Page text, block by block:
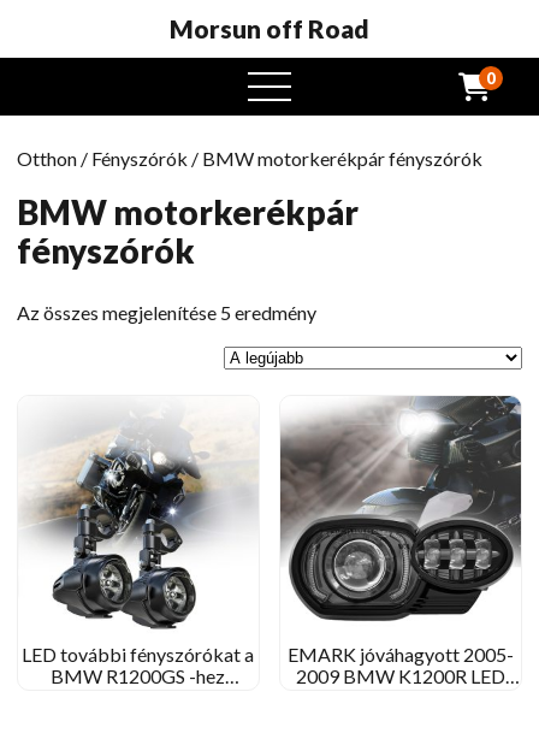
Morsun off Road
Nyissa
meg
menüt
0
Otthon / Fényszórók / BMW motorkerékpár fényszórók
BMW motorkerékpár
fényszórók
Az összes megjelenítése 5 eredményLegutóbbi
rendezve
LED további fényszórókat a
BMW R1200GS -hez
EMARK jóváhagyott 2005-
2009 BMW K1200R LED